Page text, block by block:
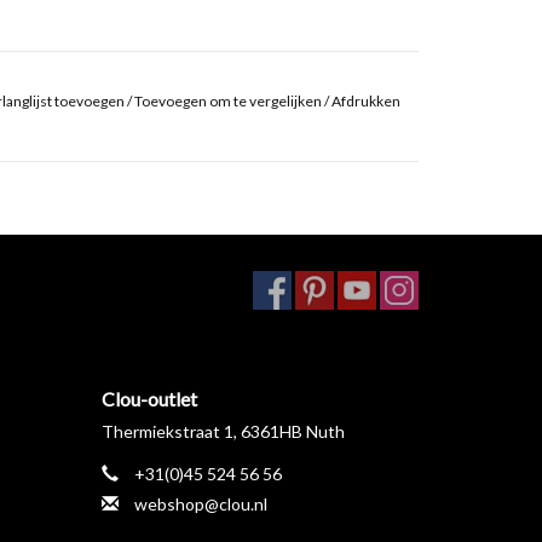
toevoegen /Toevoegen om te vergelijken /Afdrukken
Clou-outlet
Thermiekstraat 1, 6361HB Nuth
+31(0)45 524 56 56
webshop@clou.nl